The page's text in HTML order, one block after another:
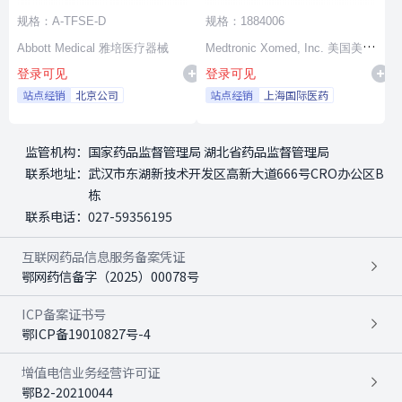
射频消融导管
规格：A-TFSE-D
Abbott Medical 雅培医疗器械
登录可见
站点经销 北京公司
规格：1884006
Medtronic Xomed, Inc. 美国美敦
力施美敦股份有限公司
登录可见
站点经销 上海国际医药
监管机构： 国家药品监督管理局 湖北省药品监督管理局
联系地址： 武汉市东湖新技术开发区高新大道666号CRO办公区B
栋
联系电话： 027-59356195
互联网药品信息服务备案凭证
鄂网药信备字（2025）00078号
ICP备案证书号
鄂ICP备19010827号-4
增值电信业务经营许可证
鄂B2-20210044